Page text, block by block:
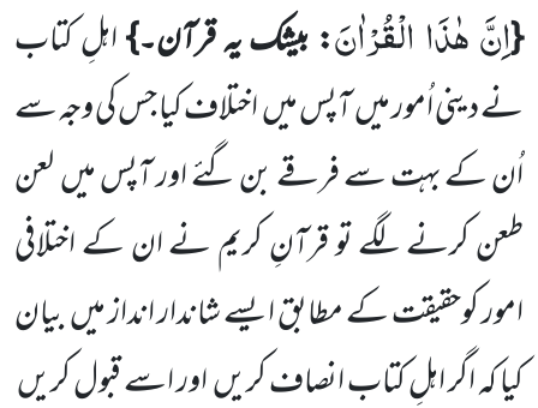
{اِنَّ هٰذَا الْقُرْاٰنَ: بیشک یہ قرآن۔}اہلِ کتاب
نے دینی اُمور میں آپس میں اختلاف کیا جس کی وجہ سے
اُن کے بہت سے فرقے بن گئے اور آپس میں لعن
طعن کرنے لگے تو قرآنِ کریم نے ان کے اختلافی
امور کوحقیقت کے مطابق ایسے شاندار انداز میں بیان
کیا کہ اگر اہلِ کتاب انصاف کریں اور اسے قبول کریں